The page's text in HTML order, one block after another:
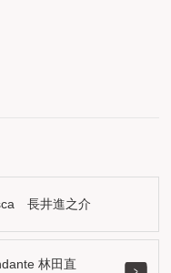
長井進之介
林田直